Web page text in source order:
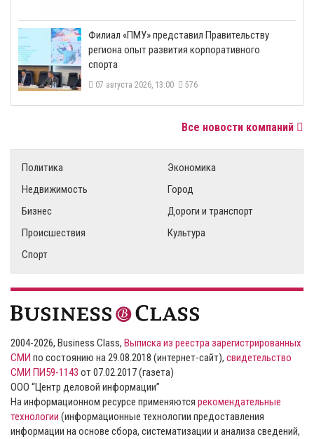
​Филиал «ПМУ» представил Правительству
региона опыт развития корпоративного
спорта
07 августа 2026, 13:00 576
Все новости компаний
Политика
Экономика
Недвижимость
Город
Бизнес
Дороги и транспорт
Происшествия
Культура
Спорт
2004-2026, Business Class, Выписка из реестра зарегистрированных
СМИ по состоянию на 29.08.2018 (интернет-сайт), свидетельство
СМИ ПИ59-1143 от 07.02.2017 (газета)
ООО “Центр деловой информации”
На информационном ресурсе применяются рекомендательные
технологии (информационные технологии предоставления
информации на основе сбора, систематизации и анализа сведений,